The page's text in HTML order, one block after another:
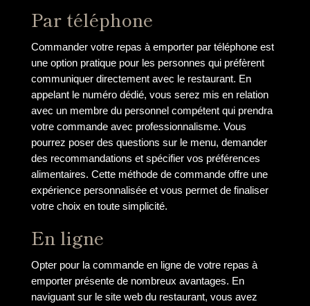
Par téléphone
Commander votre repas à emporter par téléphone est
une option pratique pour les personnes qui préfèrent
communiquer directement avec le restaurant. En
appelant le numéro dédié, vous serez mis en relation
avec un membre du personnel compétent qui prendra
votre commande avec professionnalisme. Vous
pourrez poser des questions sur le menu, demander
des recommandations et spécifier vos préférences
alimentaires. Cette méthode de commande offre une
expérience personnalisée et vous permet de finaliser
votre choix en toute simplicité.
En ligne
Opter pour la commande en ligne de votre repas à
emporter présente de nombreux avantages. En
naviguant sur le site web du restaurant, vous avez